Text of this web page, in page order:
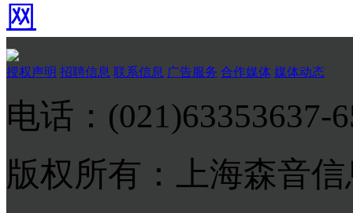
网
授权声明 招聘信息 联系信息 广告服务 合作媒体 媒体动态
电话：(021)63353637-
版权所有：上海森音